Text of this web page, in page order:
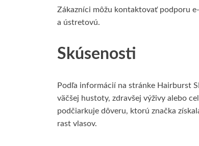
Zákazníci môžu kontaktovať podporu
a ústretovú.
Skúsenosti
Podľa informácií na stránke Hairburst
väčšej hustoty, zdravšej výživy alebo
podčiarkuje dôveru, ktorú značka
rast vlasov.